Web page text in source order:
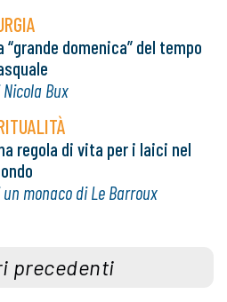
“grande domenica” del tempo
Bux
regola di vita per i laici nel
monaco di Le Barroux
precedenti